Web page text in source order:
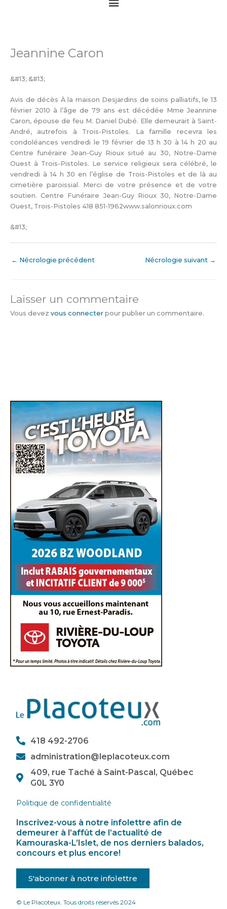
Jeannine Caron
&#13; &#13;
Avis de décès À la maison Desjardins de soins palliatifs, le 13
février 2010 à l’âge de 79 ans est décédée Mme Jeannine
Caron, épouse de feu M. Daniel Dubé. Elle demeurait à Saint-
André, autrefois à Trois-Pistoles. La famille recevra les
condoléances vendredi le 19 février de 13 h 30 à 14 h 20 au
Centre funéraire Jean-Guy Rioux situé au 30, Notre-Dame
Ouest à Trois-Pistoles. Le service religieux sera célébré, le
vendredi à 14 h 30 en l’église de Trois-Pistoles et de là au
cimetière paroissial. Merci de votre présence et de votre
soutien. Centre Funéraire Jean-Guy Rioux 30, Notre-Dame
Ouest, Trois-Pistoles 418 851-1962www.salonrioux.com
&#13;
← Nécrologie précédent Nécrologie suivant →
Laisser un commentaire
Vous devez vous connecter pour publier un commentaire.
418 492-2706
administration@leplacoteux.com
409, rue Taché à Saint-Pascal, Québec
G0L 3Y0
Politique de confidentialité
Inscrivez-vous à notre infolettre afin de
demeurer à l’affût de l’actualité de
Kamouraska-L’Islet, de nos derniers balados,
concours et plus encore!
S'abonner à notre infolettre
© Le Placoteux. Tous droits réservés 2024